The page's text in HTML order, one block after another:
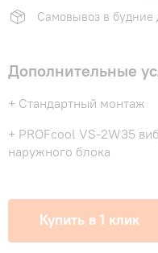
Самовывоз в будние
Дополнительные
+ Стандартный монтаж
+ PROFcool VS-2W35
наружного блока
Купить в 1 клик